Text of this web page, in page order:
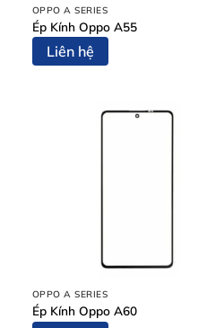
OPPO A SERIES
Ép Kính Oppo A55
Liên hệ
OPPO A SERIES
Ép Kính Oppo A60